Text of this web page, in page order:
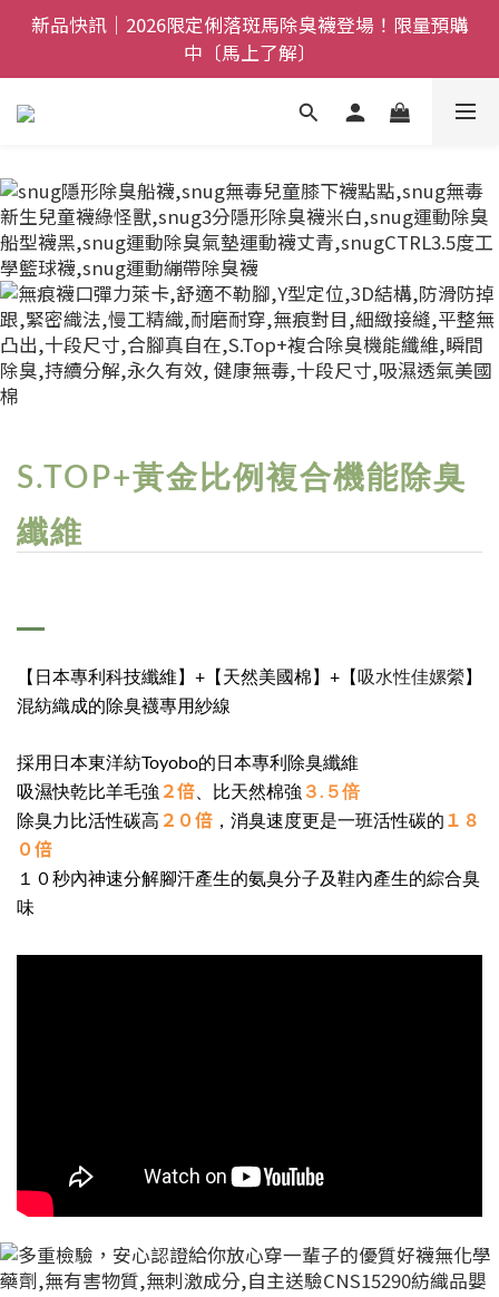
全館$800免運｜任搭８折起｜滿額再送新品-悠哉斑馬
襪〔立即了解〕
新品快訊｜2026限定俐落斑馬除臭襪登場！限量預購
中〔馬上了解〕
父親節禮盒登場｜把舒適送進爸爸的每一天，日夜呵護
一次備好〔馬上了解〕
全館$800免運｜任搭８折起｜滿額再送新品-悠哉斑馬
襪〔立即了解〕
S.TOP+黃金比例複合機能除臭
纖維
【日本專利科技纖維】+【天然美國棉】+【 吸水性佳嫘縈】
混紡織成的除臭襪專用紗線
採用日本東洋紡Toyobo的日本專利除臭纖維
吸濕快乾比羊毛強 ２倍 、比天然棉強 ３.５倍
除臭力比活性碳高 ２０倍 ，消臭速度更是一班活性碳的 １８
０倍
１０秒內神速分解腳汗產生的氨臭分子及鞋內產生的綜合臭
味